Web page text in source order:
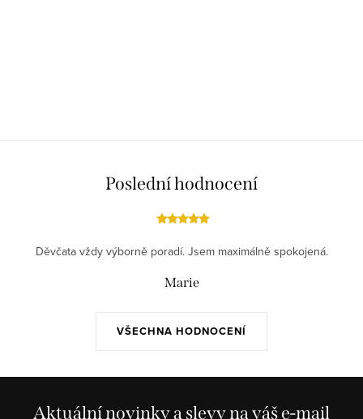
Poslední hodnocení
VŠECHNA HODNOCENÍ
Děvčata vždy výborně poradí. Jsem maximálně spokojená.
Marie
Aktuální novinky a slevy na váš e-mail